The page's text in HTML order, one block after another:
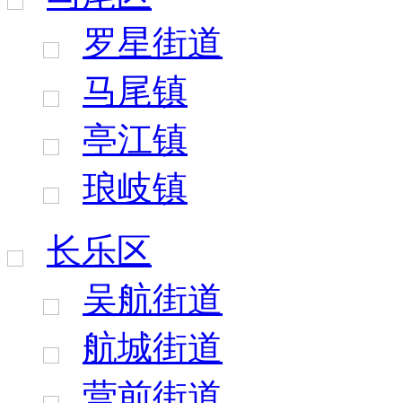
罗星街道
马尾镇
亭江镇
琅岐镇
长乐区
吴航街道
航城街道